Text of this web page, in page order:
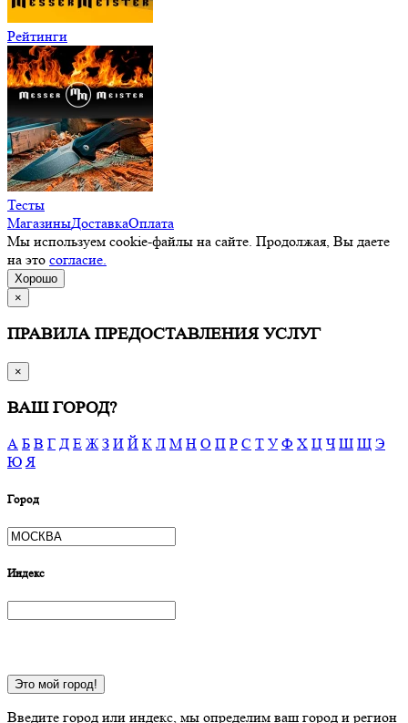
Рейтинги
Тесты
МагазиныДоставкаОплата
Мы используем cookie-файлы на сайте. Продолжая, Вы даете
на это согласие.
Хорошо
×
ПРАВИЛА ПРЕДОСТАВЛЕНИЯ УСЛУГ
×
ВАШ ГОРОД?
А Б В Г Д Е Ж З И Й К Л М Н О П Р С Т У Ф Х Ц Ч Ш Щ Э
Ю Я
Город
Индекс
Это мой город!
Введите город или индекс, мы определим ваш город и регион